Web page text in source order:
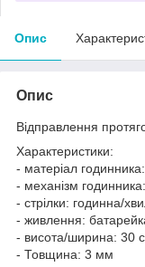
Опис
Опис
Відправлення
Характеристики:
- матеріал
- механізм
- стрілки: годинна/
- живлення:
- висота/ширина: 30
- Товщина: 3 мм